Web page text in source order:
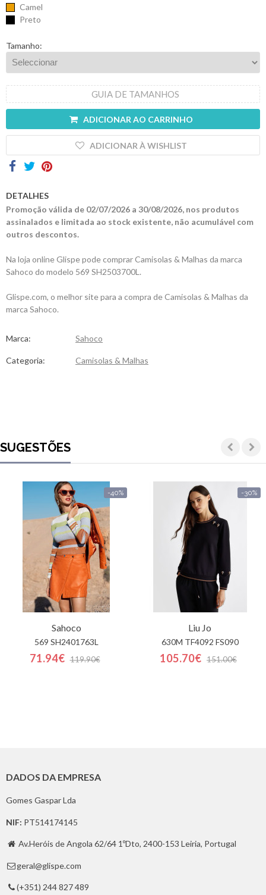
Camel
Preto
Tamanho:
GUIA DE TAMANHOS
ADICIONAR AO CARRINHO
ADICIONAR À WISHLIST
DETALHES
Promoção válida de 02/07/2026 a 30/08/2026, nos produtos
assinalados e limitada ao stock existente, não acumulável com
outros descontos.
Na loja online Glispe pode comprar Camisolas & Malhas da marca
Sahoco do modelo 569 SH2503700L.
Glispe.com, o melhor site para a compra de Camisolas & Malhas da
marca Sahoco.
Marca: Sahoco
Categoria: Camisolas & Malhas
SUGESTÕES
-40%
Sahoco
569 SH2401763L
71.94€ 119.90€
-30%
Liu Jo
630M TF4092 FS090
105.70€ 151.00€
DADOS DA EMPRESA
Gomes Gaspar Lda
NIF: PT514174145
 Av.Heróis de Angola 62/64 1ºDto, 2400-153 Leiria, Portugal
 geral@glispe.com
 (+351) 244 827 489